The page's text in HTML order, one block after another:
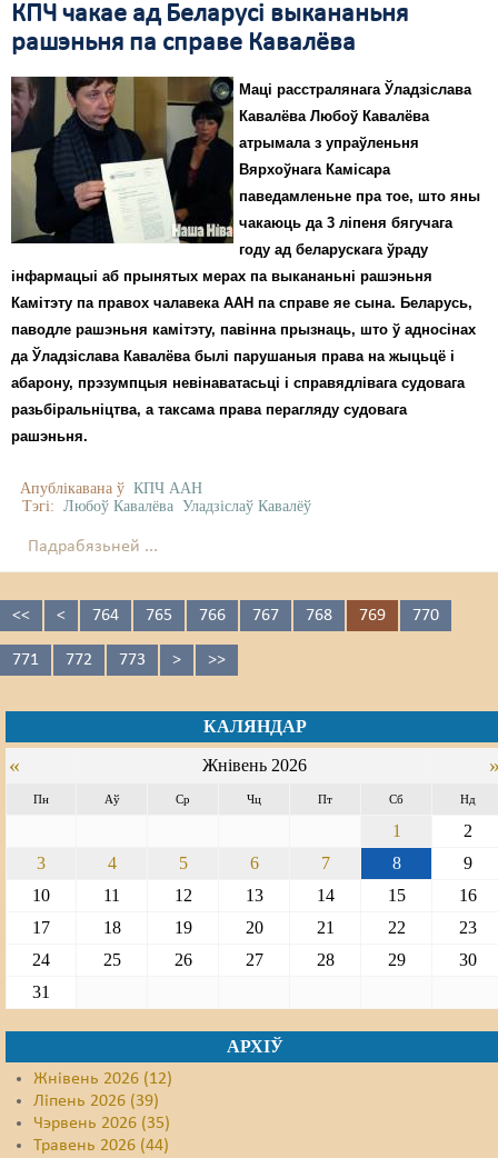
КПЧ чакае ад Беларусі выкананьня
рашэньня па справе Кавалёва
Маці расстралянага Ўладзіслава
Кавалёва Любоў Кавалёва
атрымала з упраўленьня
Вярхоўнага Камісара
паведамленьне пра тое, што яны
чакаюць да 3 ліпеня бягучага
году ад беларускага ўраду
інфармацыі аб прынятых мерах па выкананьні рашэньня
Камітэту па правох чалавека ААН па справе яе сына. Беларусь,
паводле рашэньня камітэту, павінна прызнаць, што ў адносінах
да Ўладзіслава Кавалёва былі парушаныя права на жыцьцё і
абарону, прэзумпцыя невінаватасьці і справядлівага судовага
разьбіральніцтва, а таксама права перагляду судовага
рашэньня.
Апублікавана ў КПЧ ААН
Тэгі: Любоў Кавалёва Уладзіслаў Кавалёў
Падрабязьней ...
<< < 764 765 766 767 768 769 770
771 772 773 > >>
КАЛЯНДАР
« Жнівень 2026
Пн Аў Ср Чц Пт Сб Нд
1
2
3
4 5 6 7 8
9
10
11 12 13 14 15
16
17
18 19 20 21 22
23
24
25 26 27 28 29
30
31
АРХІЎ
Жнівень 2026 (12)
Ліпень 2026 (39)
Чэрвень 2026 (35)
Травень 2026 (44)